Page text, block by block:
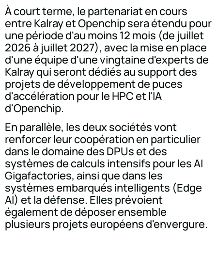
À court terme, le partenariat en cours
entre Kalray et Openchip sera étendu pour
une période d'au moins 12 mois (de juillet
2026 à juillet 2027), avec la mise en place
d'une équipe d'une vingtaine d'experts de
Kalray qui seront dédiés au support des
projets de développement de puces
d'accélération pour le HPC et l'IA
d'Openchip.
En parallèle, les deux sociétés vont
renforcer leur coopération en particulier
dans le domaine des DPUs et des
systèmes de calculs intensifs pour les AI
Gigafactories, ainsi que dans les
systèmes embarqués intelligents (Edge
AI) et la défense. Elles prévoient
également de déposer ensemble
plusieurs projets européens d'envergure.